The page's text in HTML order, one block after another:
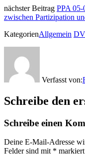
nächster Beitrag PPA 05-
zwischen Partizipation
KategorienAllgemein
Verfasst von:
Schreibe den
Schreibe einen
Deine E-Mail-Adresse
Felder sind mit * markiert